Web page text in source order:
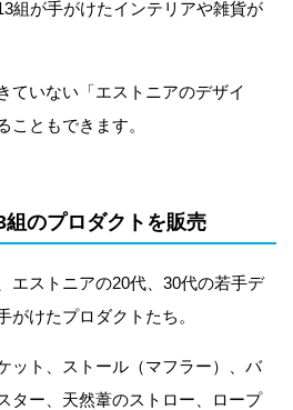
組が手がけたインテリアや雑貨が
ていない「エストニアのデザイ
こともできます。
のプロダクトを販売
エストニアの20代、30代の若手デ
がけたプロダクトたち。
ット、ストール（マフラー）、バ
ター、天然葦のストロー、ロープ